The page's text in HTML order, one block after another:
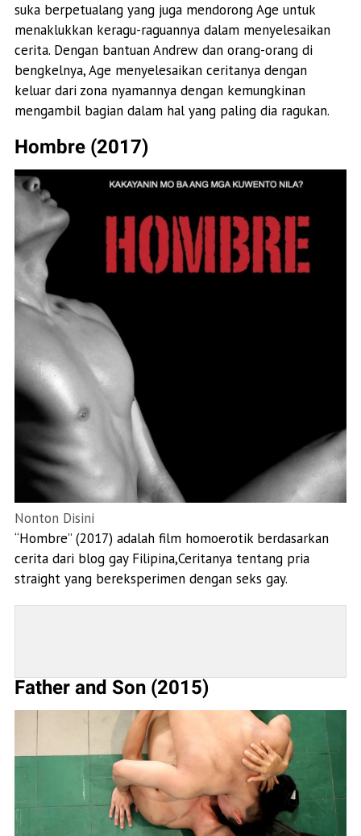
suka berpetualang yang juga mendorong Age untuk
menaklukkan keragu-raguannya dalam menyelesaikan
cerita. Dengan bantuan Andrew dan orang-orang di
bengkelnya, Age menyelesaikan ceritanya dengan
keluar dari zona nyamannya dengan kemungkinan
mengambil bagian dalam hal yang paling dia ragukan.
Hombre (2017)
Nonton Disini
“Hombre” (2017) adalah film homoerotik berdasarkan
cerita dari blog gay Filipina,Ceritanya tentang pria
straight yang bereksperimen dengan seks gay.
Father and Son (2015)